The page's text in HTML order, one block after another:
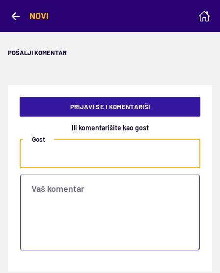
NOVI
POŠALJI KOMENTAR
PRIJAVI SE I KOMENTARIŠI
Ili komentarišite kao gost
Gost
Vaš komentar